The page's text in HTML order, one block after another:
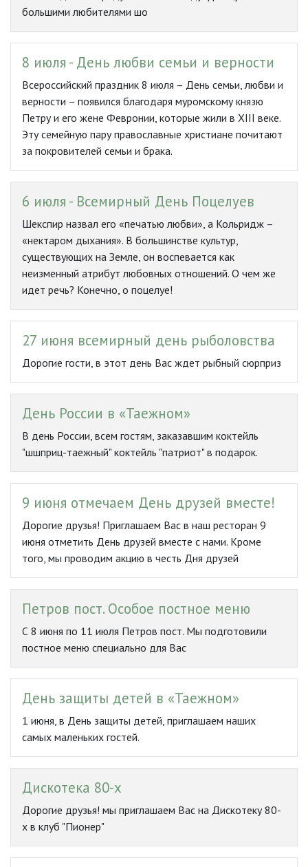
большими любителями шо
8 июля - День любви семьи и верности
Всероссийский праздник 8 июля – День семьи, любви и
верности – появился благодаря муромскому князю
Петру и его жене Февронии, которые жили в XIII веке.
Эту семейную пару православные христиане почитают
за покровителей семьи и брака.
6 июля - Всемирный День Поцелуев
Шекспир назвал его «печатью любви», а Кольридж –
«нектаром дыхания». В большинстве культур,
существующих на Земле, он воспевается как
неизменный атрибут любовных отношений. О чем же
идет речь? Конечно, о поцелуе!
27 июня всемирный день рыболовства
Дорогие гости, в этот день Вас ждет рыбный сюрприз
День России в «Таежном»
В день России, всем гостям, заказавшим коктейль
"шшприц-таежный" коктейль "патриот" в подарок.
9 июня отмечаем День друзей вместе!
Дорогие друзья! Приглашаем Вас в наш ресторан 9
июня отметить День друзей вместе с нами. Кроме
того, мы проводим акцию в честь Дня друзей
Петров пост. Особое постное меню
С 8 июня по 11 июля Петров пост. Мы подготовили
постное меню специально для Вас
День защиты детей в «Таежном»
1 июня, в День защиты детей, приглашаем наших
самых маленьких гостей.
Дискотека 80-х
Дорогие друзья! мы приглашаем Вас на Дискотеку 80-
х в клуб "Пионер"